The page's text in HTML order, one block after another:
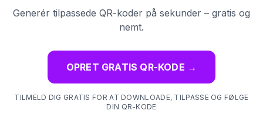
Generér tilpassede QR-koder på sekunder – gratis og
nemt.
OPRET GRATIS QR-KODE →
TILMELD DIG GRATIS FOR AT DOWNLOADE, TILPASSE OG FØLGE
DIN QR-KODE